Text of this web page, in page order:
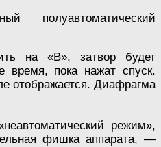
полуавтоматический
на «В», затвор будет
время, пока нажат спуск.
отображается. Диафрагма
режим»,
фишка аппарата, —